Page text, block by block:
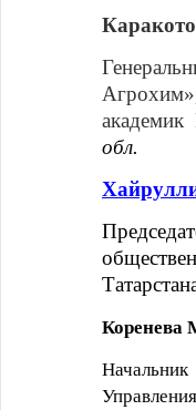
обл.
Коренева